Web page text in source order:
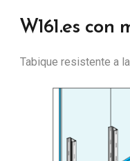
W161.es con
Tabique resistente a